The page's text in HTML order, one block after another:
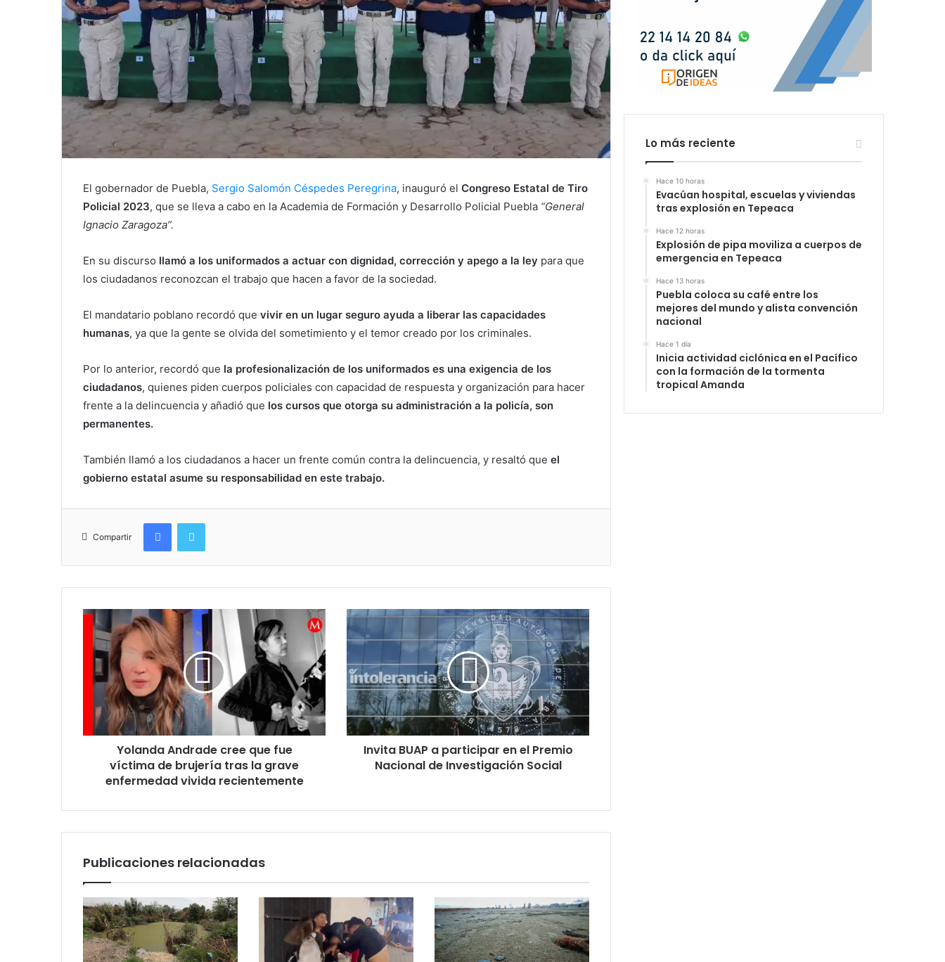
El gobernador de Puebla, Sergio Salomón Céspedes Peregrina, inauguró el Congreso Estatal de Tiro
Policial 2023, que se lleva a cabo en la Academia de Formación y Desarrollo Policial Puebla “General
Ignacio Zaragoza”.
En su discurso llamó a los uniformados a actuar con dignidad, corrección y apego a la ley para que
los ciudadanos reconozcan el trabajo que hacen a favor de la sociedad.
El mandatario poblano recordó que vivir en un lugar seguro ayuda a liberar las capacidades
humanas, ya que la gente se olvida del sometimiento y el temor creado por los criminales.
Por lo anterior, recordó que la profesionalización de los uniformados es una exigencia de los
ciudadanos, quienes piden cuerpos policiales con capacidad de respuesta y organización para hacer
frente a la delincuencia y añadió que los cursos que otorga su administración a la policía, son
permanentes.
También llamó a los ciudadanos a hacer un frente común contra la delincuencia, y resaltó que el
gobierno estatal asume su responsabilidad en este trabajo.
Compartir
FacebookTwitter
Yolanda Andrade cree que fue
víctima de brujería tras la grave
enfermedad vivida recientemente
Invita BUAP a participar en el Premio
Nacional de Investigación Social
Publicaciones relacionadas
Lo más reciente
Hace 10 horas
Evacúan hospital, escuelas y viviendas
tras explosión en Tepeaca
Hace 12 horas
Explosión de pipa moviliza a cuerpos de
emergencia en Tepeaca
Hace 13 horas
Puebla coloca su café entre los
mejores del mundo y alista convención
nacional
Hace 1 día
Inicia actividad ciclónica en el Pacífico
con la formación de la tormenta
tropical Amanda